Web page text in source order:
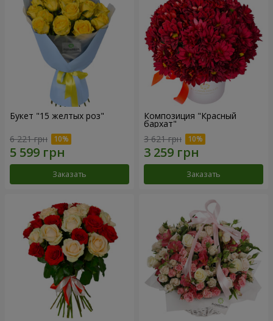
Букет "15 желтых роз"
6 221 грн
Заказать
Композиция "Красный
бархат"
3 621 грн
Заказать